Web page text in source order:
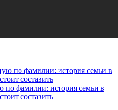
по фамилии: история семьи в
составить